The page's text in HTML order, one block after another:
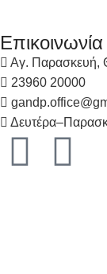
Επικοινωνία
Αγ. Παρασκευή,
23960 20000